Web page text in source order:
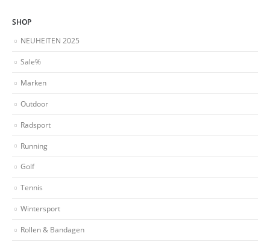
SHOP
NEUHEITEN 2025
Sale%
Marken
Outdoor
Radsport
Running
Golf
Tennis
Wintersport
Rollen & Bandagen